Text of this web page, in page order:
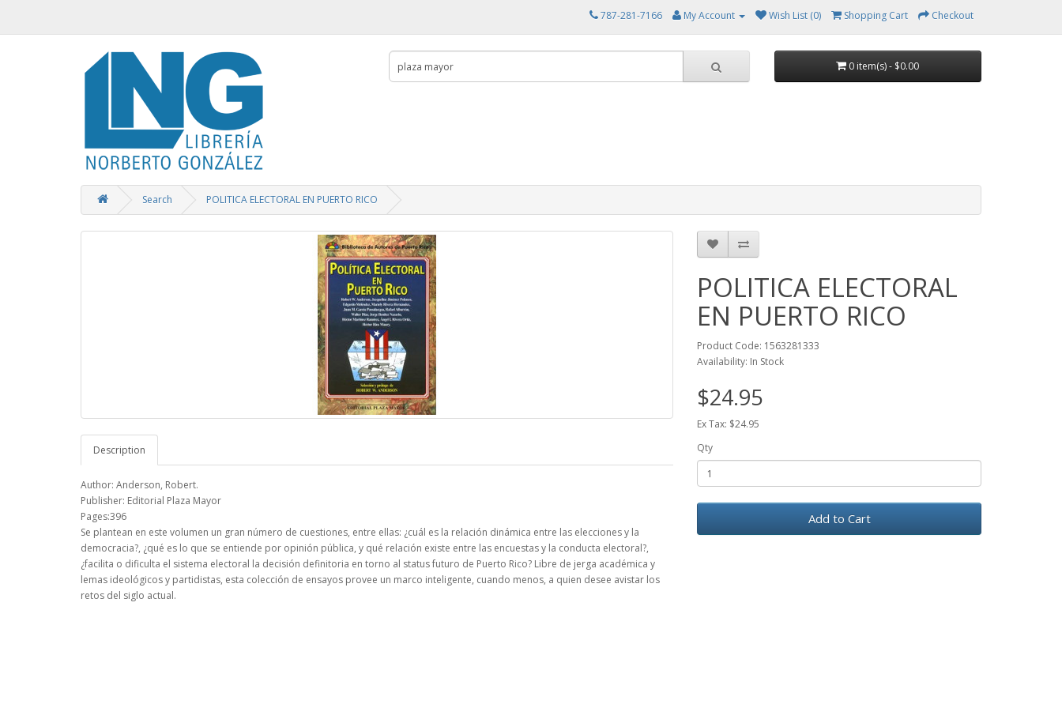
787-281-7166 My Account Wish List (0) Shopping Cart Checkout
0 item(s) - $0.00
Search POLITICA ELECTORAL EN PUERTO RICO
Description
Author: Anderson, Robert.
Publisher: Editorial Plaza Mayor
Pages:396
Se plantean en este volumen un gran número de cuestiones, entre ellas: ¿cuál es la relación dinámica entre las elecciones y la
democracia?, ¿qué es lo que se entiende por opinión pública, y qué relación existe entre las encuestas y la conducta electoral?,
¿facilita o dificulta el sistema electoral la decisión definitoria en torno al status futuro de Puerto Rico? Libre de jerga académica y
lemas ideológicos y partidistas, esta colección de ensayos provee un marco inteligente, cuando menos, a quien desee avistar los
retos del siglo actual.
POLITICA ELECTORAL
EN PUERTO RICO
Product Code: 1563281333
Availability: In Stock
$24.95
Ex Tax: $24.95
Qty
Add to Cart